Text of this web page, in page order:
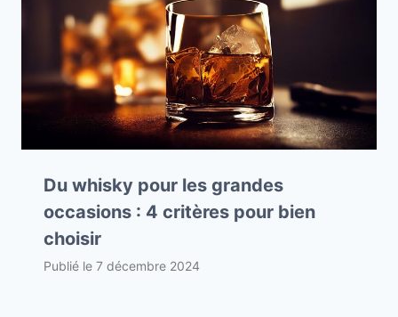
Du whisky pour les grandes
occasions : 4 critères pour bien
choisir
Publié le 7 décembre 2024